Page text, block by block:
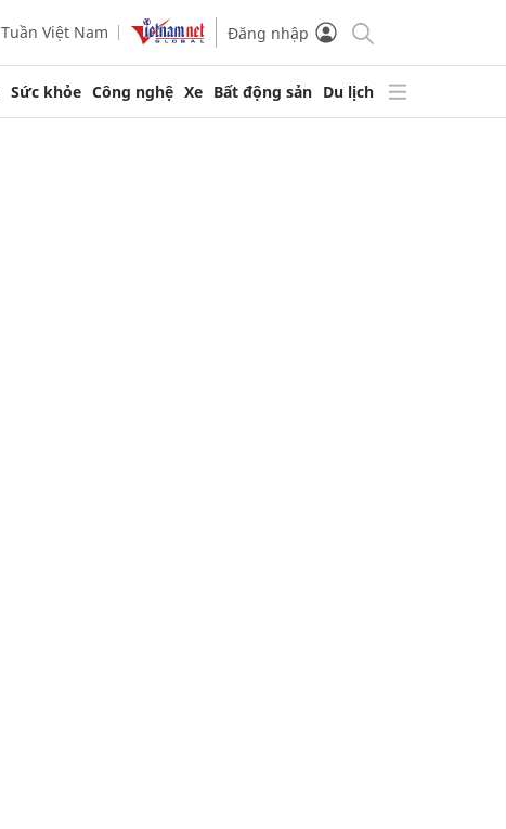
Tuần Việt Nam Đăng nhập
Sức khỏe Công nghệ Xe Bất động sản Du lịch